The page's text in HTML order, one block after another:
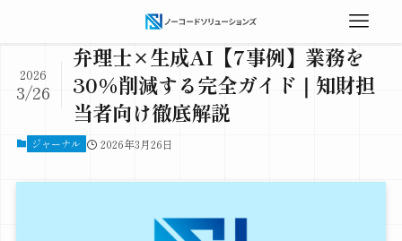
弁理士×生成AI【7事例】業務を
30%削減する完全ガイド｜知財担
当者向け徹底解説
2026
3/26
ジャーナル 2026年3月26日